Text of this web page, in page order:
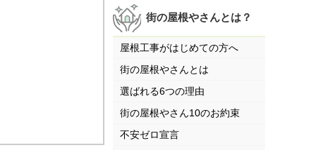
街の屋根やさんとは？
屋根工事がはじめての方へ
街の屋根やさんとは
選ばれる6つの理由
街の屋根やさん10のお約束
不安ゼロ宣言